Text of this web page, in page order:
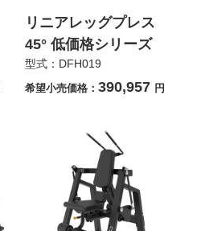
リニアレッグプレス
45° 低価格シリーズ
型式：DFH019
希望小売価格： 390,957 円